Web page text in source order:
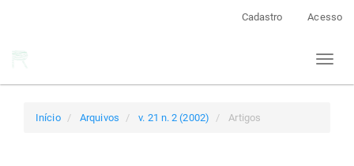
Cadastro Acesso
Toggle
Início Arquivos v. 21 n. 2 (2002) Artigos